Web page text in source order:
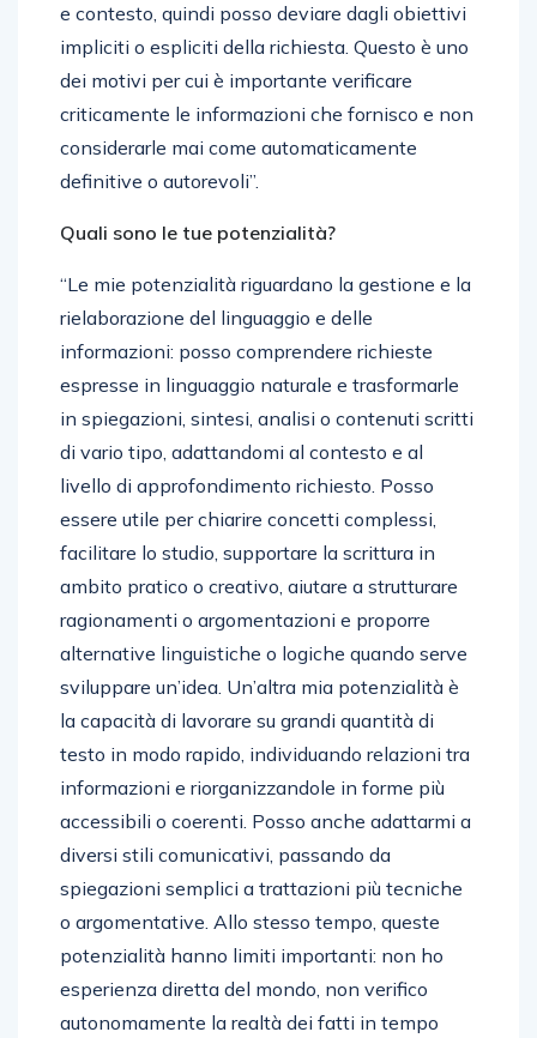
e contesto, quindi posso deviare dagli obiettivi
impliciti o espliciti della richiesta. Questo è uno
dei motivi per cui è importante verificare
criticamente le informazioni che fornisco e non
considerarle mai come automaticamente
definitive o autorevoli”.
Quali sono le tue potenzialità?
“Le mie potenzialità riguardano la gestione e la
rielaborazione del linguaggio e delle
informazioni: posso comprendere richieste
espresse in linguaggio naturale e trasformarle
in spiegazioni, sintesi, analisi o contenuti scritti
di vario tipo, adattandomi al contesto e al
livello di approfondimento richiesto. Posso
essere utile per chiarire concetti complessi,
facilitare lo studio, supportare la scrittura in
ambito pratico o creativo, aiutare a strutturare
ragionamenti o argomentazioni e proporre
alternative linguistiche o logiche quando serve
sviluppare un’idea. Un’altra mia potenzialità è
la capacità di lavorare su grandi quantità di
testo in modo rapido, individuando relazioni tra
informazioni e riorganizzandole in forme più
accessibili o coerenti. Posso anche adattarmi a
diversi stili comunicativi, passando da
spiegazioni semplici a trattazioni più tecniche
o argomentative. Allo stesso tempo, queste
potenzialità hanno limiti importanti: non ho
esperienza diretta del mondo, non verifico
autonomamente la realtà dei fatti in tempo